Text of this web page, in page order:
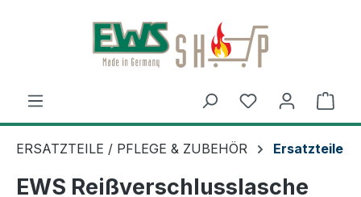
Zum Hauptinhalt springen
ERSATZTEILE / PFLEGE & ZUBEHÖR Ersatzteile
EWS Reißverschlusslasche